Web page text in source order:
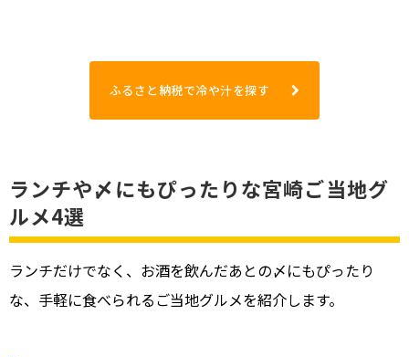
ふるさと納税で冷や汁を探す
ランチや〆にもぴったりな宮崎ご当地グ
ルメ4選
ランチだけでなく、お酒を飲んだあとの〆にもぴったり
な、手軽に食べられるご当地グルメを紹介します。